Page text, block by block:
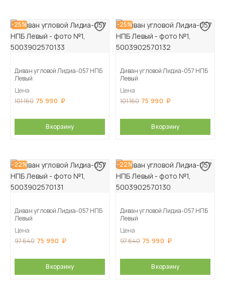
-25%
Диван угловой Лидиа-057 НПБ
Левый
Цена
101 160 75 990
В корзину
-25%
Диван угловой Лидиа-057 НПБ
Левый
Цена
101 160 75 990
В корзину
-22%
Диван угловой Лидиа-057 НПБ
Левый
Цена
97 640 75 990
В корзину
-22%
Диван угловой Лидиа-057 НПБ
Левый
Цена
97 640 75 990
В корзину